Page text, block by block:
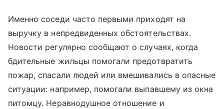
Именно соседи часто первыми приходят на
выручку в непредвиденных обстоятельствах.
Новости регулярно сообщают о случаях, когда
бдительные жильцы помогали предотвратить
пожар, спасали людей или вмешивались в опасные
ситуации: например, помогали выпавшему из окна
питомцу. Неравнодушное отношение и